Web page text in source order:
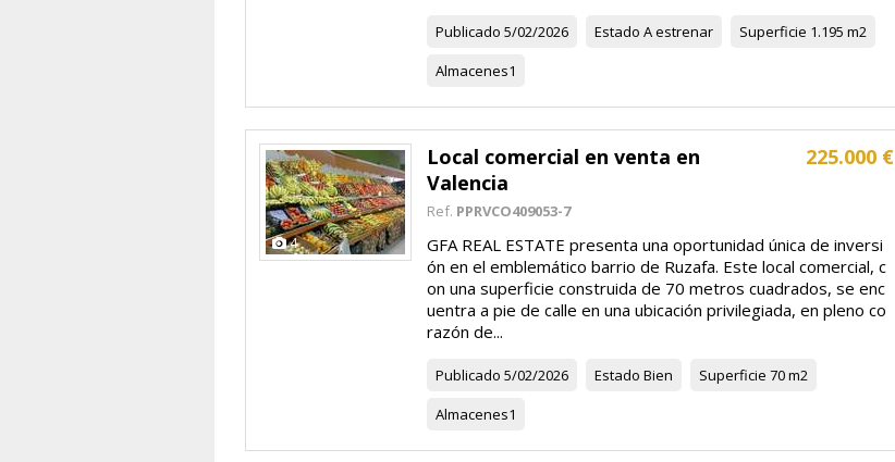
Publicado 5/02/2026 Estado A estrenar Superficie 1.195 m2
Almacenes1
4
225.000 €
Local comercial en venta en
Valencia
Ref. PPRVCO409053-7
GFA REAL ESTATE presenta una oportunidad única de inversi
ón en el emblemático barrio de Ruzafa. Este local comercial, c
on una superficie construida de 70 metros cuadrados, se enc
uentra a pie de calle en una ubicación privilegiada, en pleno co
razón de...
Publicado 5/02/2026 Estado Bien Superficie 70 m2
Almacenes1